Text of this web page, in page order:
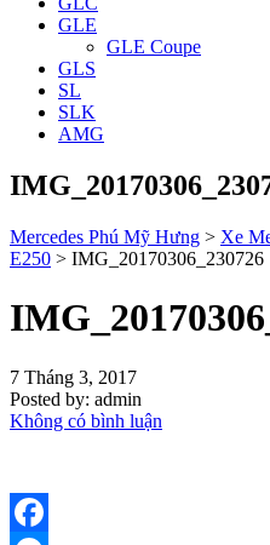
GLE
GLE Coupe
GLS
SL
SLK
AMG
Mercedes Phú Mỹ Hưng > Xe
E250 > IMG_20170306_230726
7 Tháng 3, 2017
Posted by: admin
Không có bình luận